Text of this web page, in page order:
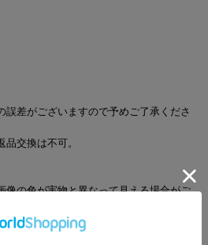
差がございますので予めご了承くださ
交換は不可。
像の色が実物と異なって見える場合がご